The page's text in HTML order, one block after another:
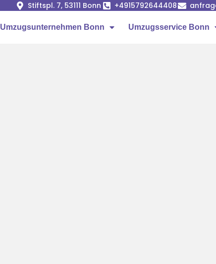
Stiftspl. 7, 53111 Bonn +4915792644408
Umzugsunternehmen Bonn Umzugsservice Bonn